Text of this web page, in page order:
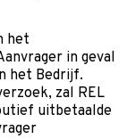
het
in geval
het Bedrijf.
zal REL
uitbetaalde